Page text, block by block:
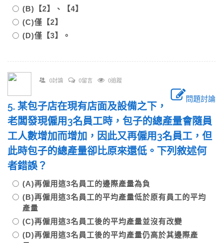
(B)【2】、【4】
(C)僅【2】
(D)僅【3】。
0討論 0留言 0追蹤
問題討論
5. 某包子店在現有店面及設備之下，
老闆發現僱用3名員工時，包子的總產量會隨員
工人數增加而增加，因此又再僱用3名員工，但
此時包子的總產量卻比原來還低。下列敘述何
者錯誤？
(A)再僱用這3名員工的邊際產量為負
(B)再僱用這3名員工的平均產量低於原有員工的平均
產量
(C)再僱用這3名員工後的平均產量並沒有改變
(D)再僱用這3名員工後的平均產量仍高於其邊際產